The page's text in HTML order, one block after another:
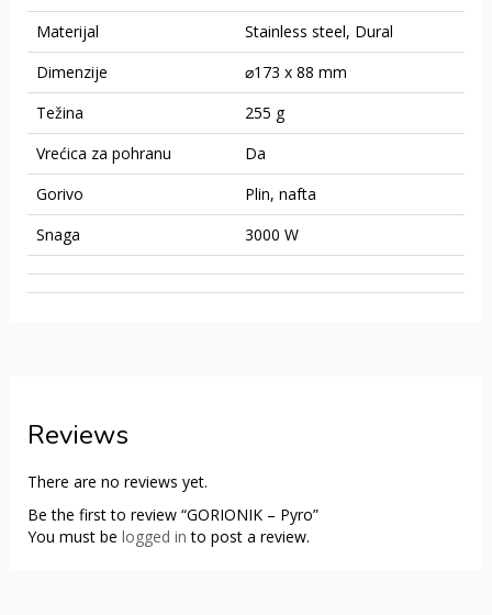
Materijal
Stainless steel, Dural
Dimenzije
⌀173 x 88 mm
Težina
255 g
Vrećica za pohranu
Da
Gorivo
Plin, nafta
Snaga
3000 W
Reviews
There are no reviews yet.
Be the first to review “GORIONIK – Pyro”
You must be logged in to post a review.